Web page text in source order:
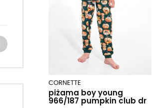
CORNETTE
piżama boy young
966/187 pumpkin club dr